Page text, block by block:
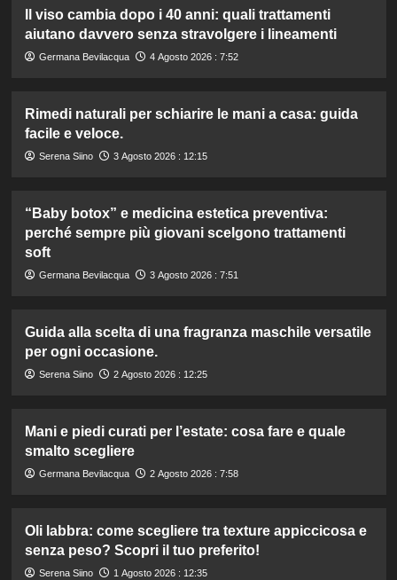
Il viso cambia dopo i 40 anni: quali trattamenti
aiutano davvero senza stravolgere i lineamenti
Germana Bevilacqua 4 Agosto 2026 : 7:52
Rimedi naturali per schiarire le mani a casa: guida
facile e veloce.
Serena Siino 3 Agosto 2026 : 12:15
“Baby botox” e medicina estetica preventiva:
perché sempre più giovani scelgono trattamenti
soft
Germana Bevilacqua 3 Agosto 2026 : 7:51
Guida alla scelta di una fragranza maschile versatile
per ogni occasione.
Serena Siino 2 Agosto 2026 : 12:25
Mani e piedi curati per l’estate: cosa fare e quale
smalto scegliere
Germana Bevilacqua 2 Agosto 2026 : 7:58
Oli labbra: come scegliere tra texture appiccicosa e
senza peso? Scopri il tuo preferito!
Serena Siino 1 Agosto 2026 : 12:35